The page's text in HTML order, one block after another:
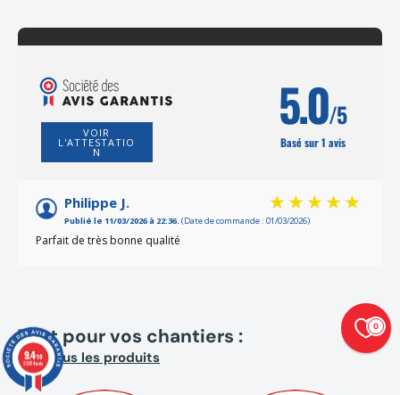
VOIR
L'ATTESTATIO
N
5.0/5
Basé sur 1 avis
Philippe J.
Publié le 11/03/2026 à 22:36. (Date de commande : 01/03/2026)
Parfait de très bonne qualité
Tout pour vos chantiers :
Voit tous les produits
0
9.4/10
23874 avis